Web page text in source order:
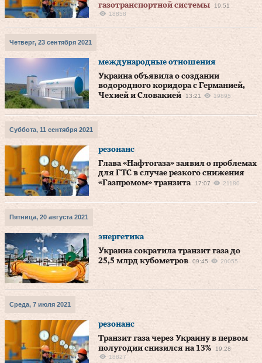
газотранспортной системы
19:51
18858
Четверг, 23 сентября 2021
международные отношения
Украина объявила о создании
водородного коридора с Германией,
Чехией и Словакией
13:21 19895
Суббота, 11 сентября 2021
резонанс
Глава «Нафтогаза» заявил о проблемах
для ГТС в случае резкого снижения
«Газпромом» транзита
17:07 21180
Пятница, 20 августа 2021
энергетика
Украина сократила транзит газа до
25,5 млрд кубометров
09:45 20055
Среда, 7 июля 2021
резонанс
Транзит газа через Украину в первом
полугодии снизился на 13%
19:28
18827